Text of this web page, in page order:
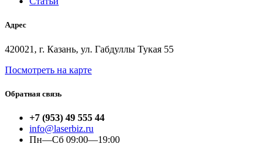
Адрес
420021, г. Казань, ул. Габдуллы Тукая 55
Посмотреть на карте
Обратная связь
+7 (953) 49 555 44
info@laserbiz.ru
Пн—Сб 09:00—19:00